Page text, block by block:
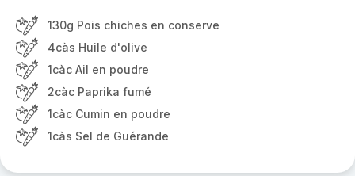
130g Pois chiches en conserve
4càs Huile d'olive
1càc Ail en poudre
2càc Paprika fumé
1càc Cumin en poudre
1càs Sel de Guérande